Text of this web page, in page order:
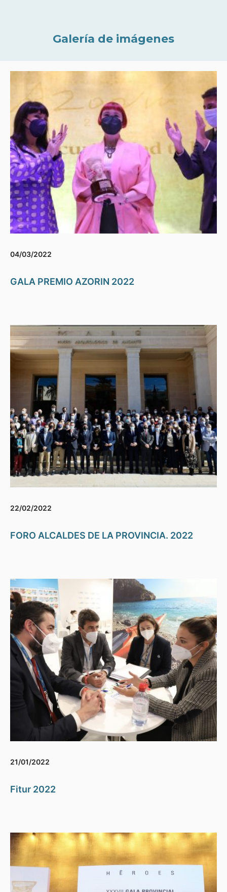
Galería de imágenes
04/03/2022
GALA PREMIO AZORIN 2022
22/02/2022
FORO ALCALDES DE LA PROVINCIA. 2022
21/01/2022
Fitur 2022